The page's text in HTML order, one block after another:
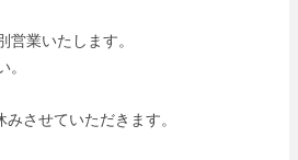
営業いたします。
。
させていただきます。